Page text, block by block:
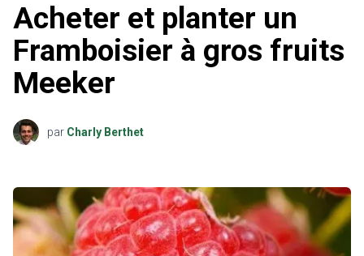
Acheter et planter un
Framboisier à gros fruits
Meeker
par Charly Berthet